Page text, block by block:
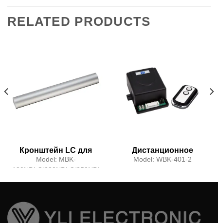
RELATED PRODUCTS
Кронштейн LC для
двойной двери,
открывающейся
Model: MBK-
180NDLC/280NDLC/350NDLC
Дистанционное
управление
Model: WBK-401-2